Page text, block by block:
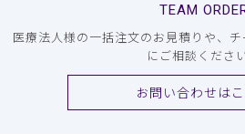
TEAM
医療法人様の一括注文のお見積りや、
にご相談ください
お問い合わせは